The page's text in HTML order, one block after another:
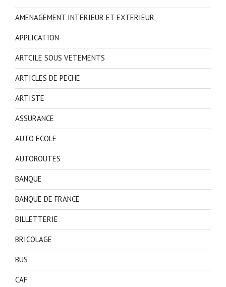
AMENAGEMENT INTERIEUR ET EXTERIEUR
APPLICATION
ARTCILE SOUS VETEMENTS
ARTICLES DE PECHE
ARTISTE
ASSURANCE
AUTO ECOLE
AUTOROUTES
BANQUE
BANQUE DE FRANCE
BILLETTERIE
BRICOLAGE
BUS
CAF